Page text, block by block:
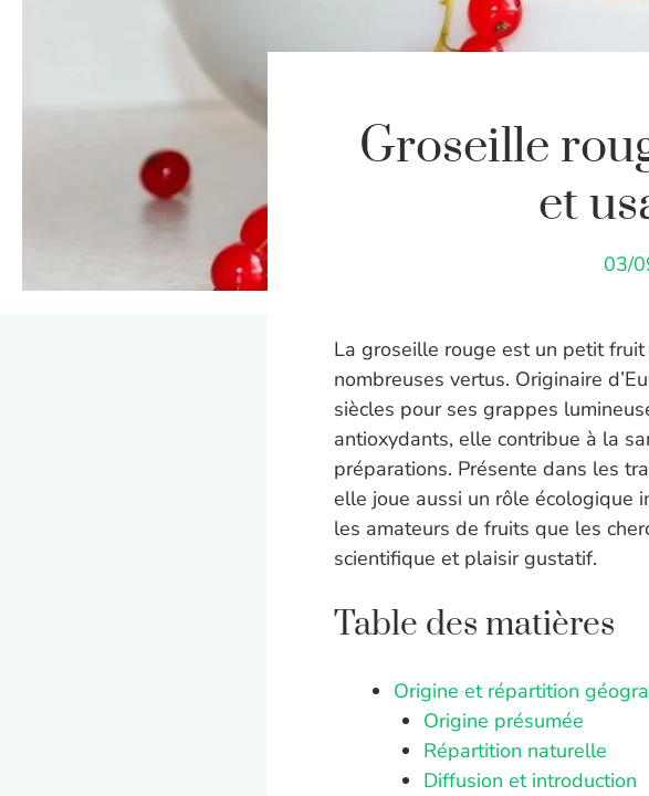
Groseille
et
03/
La groseille rouge est un petit
nombreuses vertus. Originaire
siècles pour ses grappes
antioxydants, elle contribue à la
préparations. Présente dans les
elle joue aussi un rôle écologique
les amateurs de fruits que les
scientifique et plaisir gustatif.
Table des matières
Origine et répartition
Origine présumée
Répartition naturelle
Diffusion et introduction